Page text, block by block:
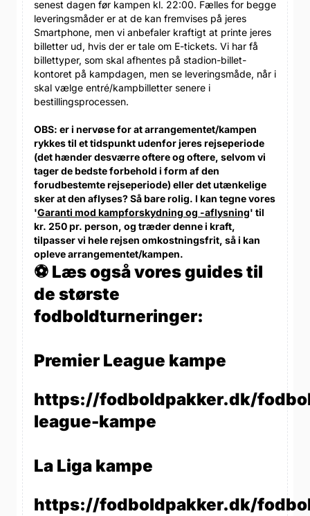
senest dagen før kampen kl. 22:00. Fælles for begge
leveringsmåder er at de kan fremvises på jeres
Smartphone, men vi anbefaler kraftigt at printe jeres
billetter ud, hvis der er tale om E-tickets. Vi har få
billettyper, som skal afhentes på stadion-billet-
kontoret på kampdagen, men se leveringsmåde, når i
skal vælge entré/kampbilletter senere i
bestillingsprocessen.
OBS: er i nervøse for at arrangementet/kampen
rykkes til et tidspunkt udenfor jeres rejseperiode
(det hænder desværre oftere og oftere, selvom vi
tager de bedste forbehold i form af den
forudbestemte rejseperiode) eller det utænkelige
sker at den aflyses? Så bare rolig. I kan tegne vores
'Garanti mod kampforskydning og -aflysning' til
kr. 250 pr. person, og træder denne i kraft,
tilpasser vi hele rejsen omkostningsfrit, så i kan
opleve arrangementet/kampen.
⚽ Læs også vores guides til
de største
fodboldturneringer:
Premier League kampe
https://fodboldpakker.dk/
league-kampe
La Liga kampe
https://fodboldpakker.dk/